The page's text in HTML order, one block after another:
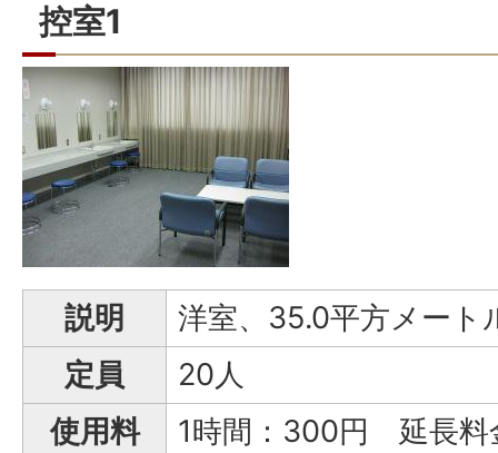
控室1
説明
洋室、35.0平方メート
定員
20人
使用料
1時間：300円 延長料